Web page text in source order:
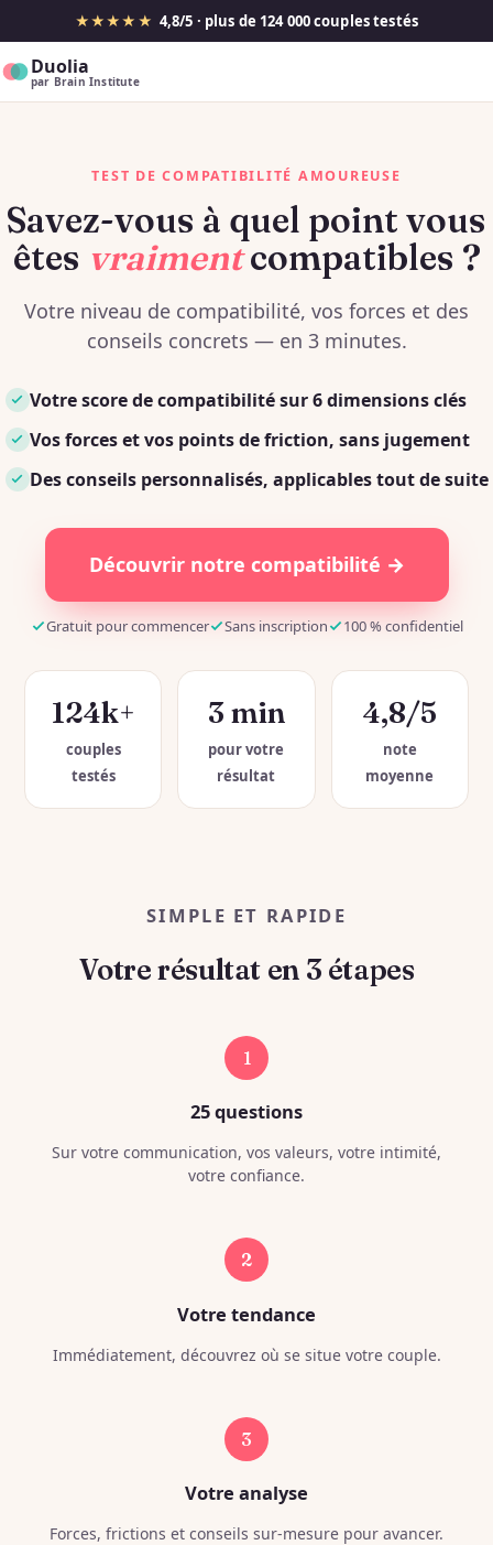
★★★★★ 4,8/5 · plus de 124 000 couples testés
Duolia
par Brain Institute
TEST DE COMPATIBILITÉ AMOUREUSE
Savez-vous à quel point vous
êtes vraimentcompatibles ?
Votre niveau de compatibilité, vos forces et des
conseils concrets — en 3 minutes.
Votre score de compatibilité sur 6 dimensions clés
Vos forces et vos points de friction, sans jugement
Des conseils personnalisés, applicables tout de suite
Découvrir notre compatibilité →
Gratuit pour commencer Sans inscription 100 % confidentiel
124k+
couples
testés
3 min
pour votre
résultat
4,8/5
note
moyenne
SIMPLE ET RAPIDE
Votre résultat en 3 étapes
1
25 questions
Sur votre communication, vos valeurs, votre intimité,
votre confiance.
2
Votre tendance
Immédiatement, découvrez où se situe votre couple.
3
Votre analyse
Forces, frictions et conseils sur-mesure pour avancer.